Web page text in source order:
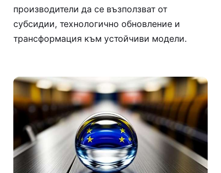
производители да се възползват от
субсидии, технологично обновление и
трансформация към устойчиви модели.